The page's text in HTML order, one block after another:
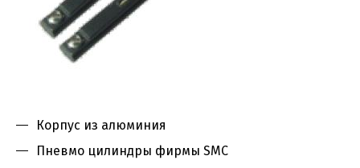
Корпус из алюминия
Пневмо цилиндры фирмы SMC